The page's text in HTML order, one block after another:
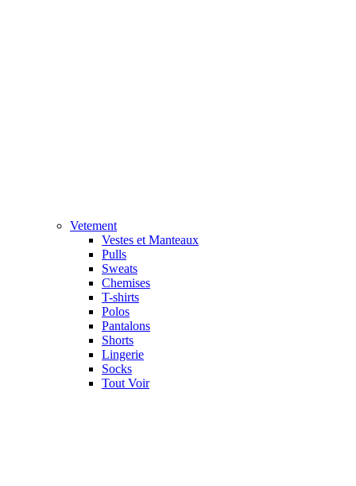
Vetement
Vestes et Manteaux
Pulls
Sweats
Chemises
T-shirts
Polos
Pantalons
Shorts
Lingerie
Socks
Tout Voir